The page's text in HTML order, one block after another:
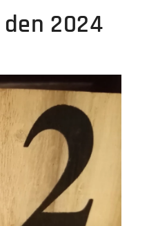
2024